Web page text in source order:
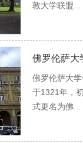
敦大学联盟...
佛罗伦萨大
佛罗伦萨大
于1321年，
式更名为佛...